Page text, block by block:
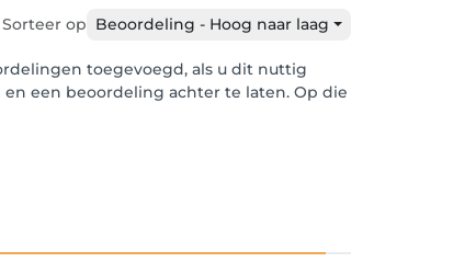
Sorteer op Beoordeling - Hoog naar laag
toegevoegd, als u dit nuttig
een beoordeling achter te laten. Op die